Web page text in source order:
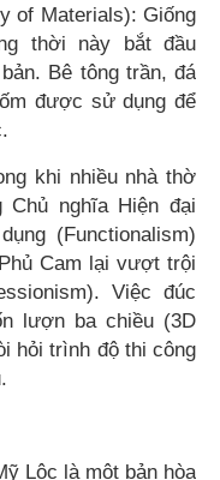
of Materials): Giống
thời này bắt đầu
Bê tông trần, đá
được sử dụng để
khi nhiều nhà thờ
nghĩa Hiện đại
(Functionalism)
Cam lại vượt trội
Việc đúc
lượn ba chiều (3D
hỏi trình độ thi công
Lộc là một bản hòa